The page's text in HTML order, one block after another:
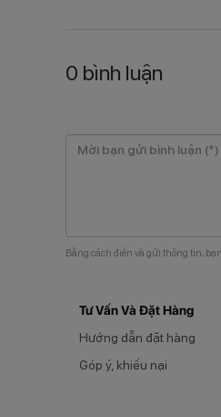
0 bình luận
Bằng cách điền và gửi thông tin,
Tư Vấn Và Đặt Hàng
Hướng dẫn đặt hàng
Góp ý, khiếu nại